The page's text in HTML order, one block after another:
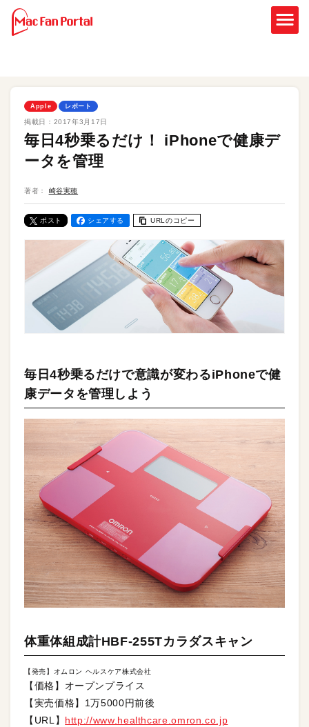
Apple レポート
掲載日： 2017年3月17日
毎日4秒乗るだけ！ iPhoneで健康デ
ータを管理
著者： 崎谷実穂
ポスト シェアする URLのコピー
毎日4秒乗るだけで意識が変わるiPhoneで健
康データを管理しよう
体重体組成計HBF-255Tカラダスキャン
【発売】オムロン ヘルスケア株式会社
【価格】オープンプライス
【実売価格】1万5000円前後
【URL】 http://www.healthcare.omron.co.jp